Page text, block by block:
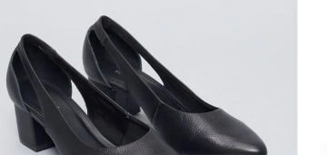
7 º
tenis couro
8º
mochila
9º
anabela
10
cinto